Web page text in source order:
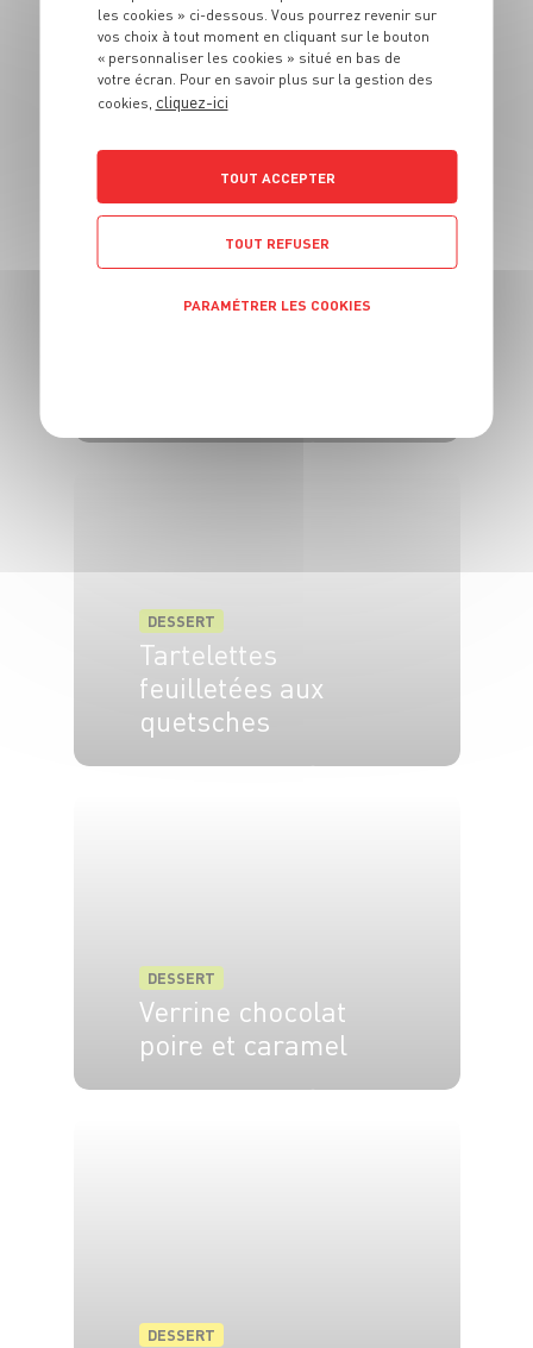
DESSERT
Trempette smores
aux figues
DESSERT
Tartelettes
feuilletées aux
quetsches
DESSERT
Verrine chocolat
poire et caramel
DESSERT
les cookies » ci-dessous. Vous pourrez revenir sur
vos choix à tout moment en cliquant sur le bouton
« personnaliser les cookies » situé en bas de
votre écran. Pour en savoir plus sur la gestion des
cookies, cliquez-ici
TOUT ACCEPTER
TOUT REFUSER
PARAMÉTRER LES COOKIES